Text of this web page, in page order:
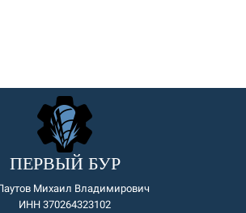
ПЕРВЫЙ БУР
Михаил Владимирович
ИНН 370264323102